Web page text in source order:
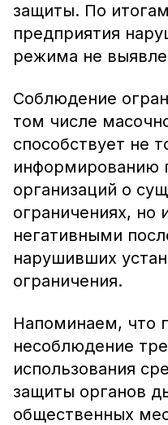
защиты. По
предприятия
режима не
Соблюдение
том числе
способствует не
информированию
организаций о
ограничениях, но
негативными
нарушивших
ограничения.
Напоминаем, что
несоблюдение
использования
защиты органов
общественных